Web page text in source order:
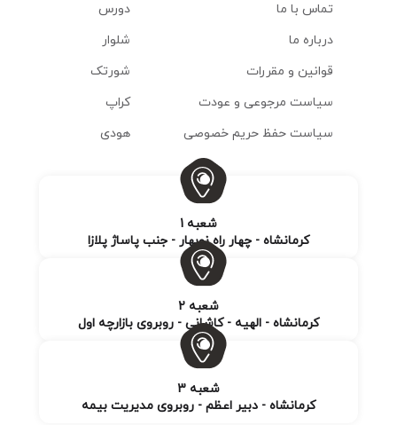
تماس با ما
درباره ما
قوانین و مقررات
سیاست مرجوعی و عودت
سیاست حفظ حریم خصوصی
دورس
شلوار
شورتک
کراپ
هودی
شعبه 1
کرمانشاه - چهار راه نوبهار - جنب پاساژ پلازا
شعبه 2
کرمانشاه - الهیه - کاشانی - روبروی بازارچه اول
شعبه 3
کرمانشاه - دبیر اعظم - روبروی مدیریت بیمه